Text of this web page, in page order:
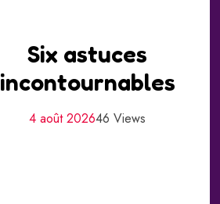
Six astuces
incontournables
4 août 202646 Views